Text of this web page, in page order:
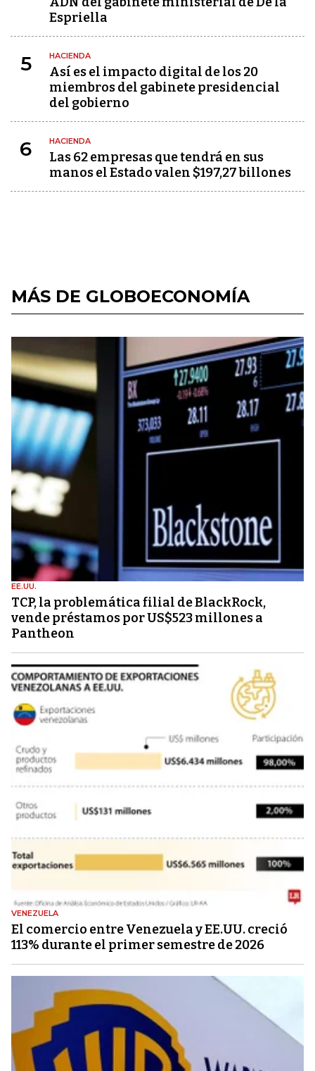
Espriella
5 HACIENDA
Así es el impacto digital de los 20
miembros del gabinete presidencial
del gobierno
6 HACIENDA
Las 62 empresas que tendrá en sus
manos el Estado valen $197,27 billones
MÁS DE GLOBOECONOMÍA
EE.UU.
TCP, la problemática filial de BlackRock,
vende préstamos por US$523 millones a
Pantheon
VENEZUELA
El comercio entre Venezuela y EE.UU. creció
113% durante el primer semestre de 2026